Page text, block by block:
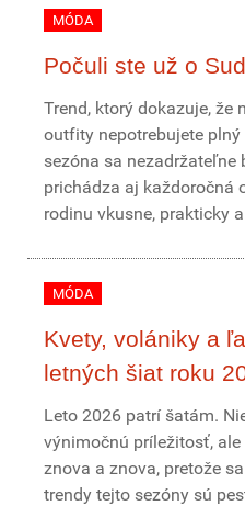
MÓDA
Počuli ste už o
Trend, ktorý dokazuje, že
outfity nepotrebujete
sezóna sa nezadržateľne
prichádza aj každoročná
rodinu vkusne, prakticky
MÓDA
Kvety, volániky a
letných šiat roku
Leto 2026 patrí šatám.
výnimočnú príležitosť,
znova a znova, pretože
trendy tejto sezóny sú